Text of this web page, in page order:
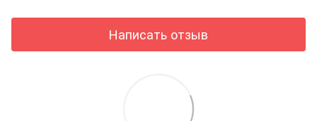
Написать отзыв